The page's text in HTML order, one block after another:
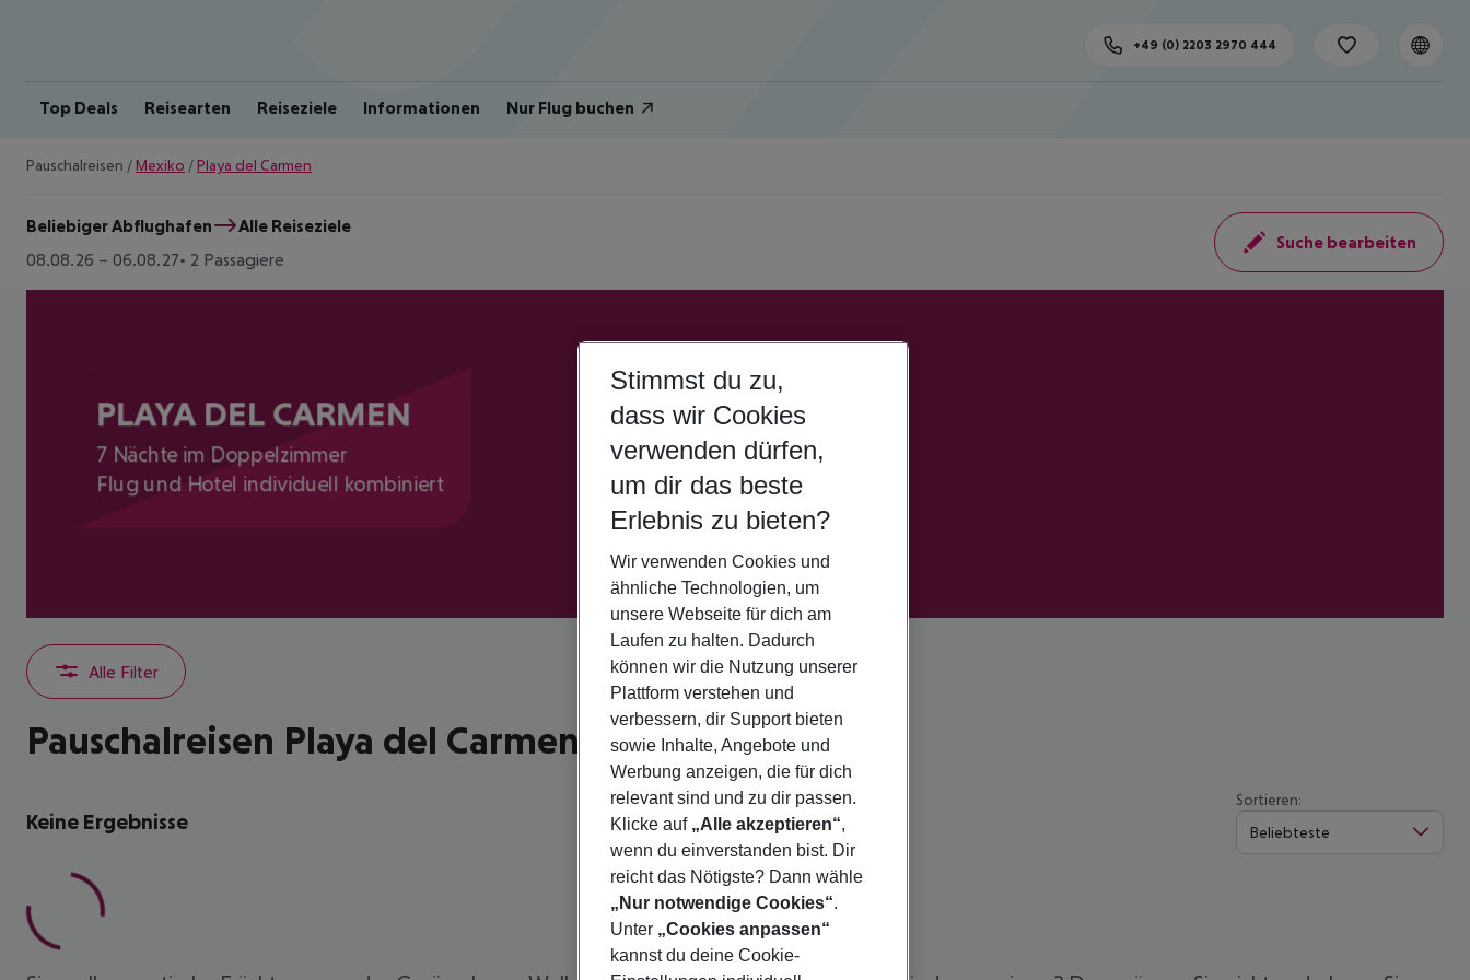
Top Deals Reisearten Reiseziele Informationen Nur Flug buchen
+49 (0) 2203 2970 444
Pauschalreisen / Mexiko / Playa del Carmen
Beliebiger Abflughafen
Alle Reiseziele
08.08.26 – 06.08.27 2 Passagiere
Suche bearbeiten
PLAYA DEL CARMEN
7 Nächte im Doppelzimmer
Flug und Hotel individuell kombiniert
Alle Filter
Pauschalreisen Playa del Carmen
Keine Ergebnisse
Sortieren:
Beliebteste
Stimmst du zu,
dass wir Cookies
verwenden dürfen,
um dir das beste
Erlebnis zu bieten?
Wir verwenden Cookies und
ähnliche Technologien, um
unsere Webseite für dich am
Laufen zu halten. Dadurch
können wir die Nutzung unserer
Plattform verstehen und
verbessern, dir Support bieten
sowie Inhalte, Angebote und
Werbung anzeigen, die für dich
relevant sind und zu dir passen.
Klicke auf „Alle akzeptieren“,
wenn du einverstanden bist. Dir
reicht das Nötigste? Dann wähle
„Nur notwendige Cookies“.
Unter „Cookies anpassen“
kannst du deine Cookie-